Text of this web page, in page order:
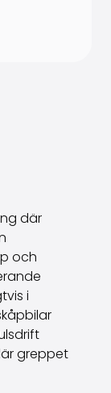
där
och
i
greppet